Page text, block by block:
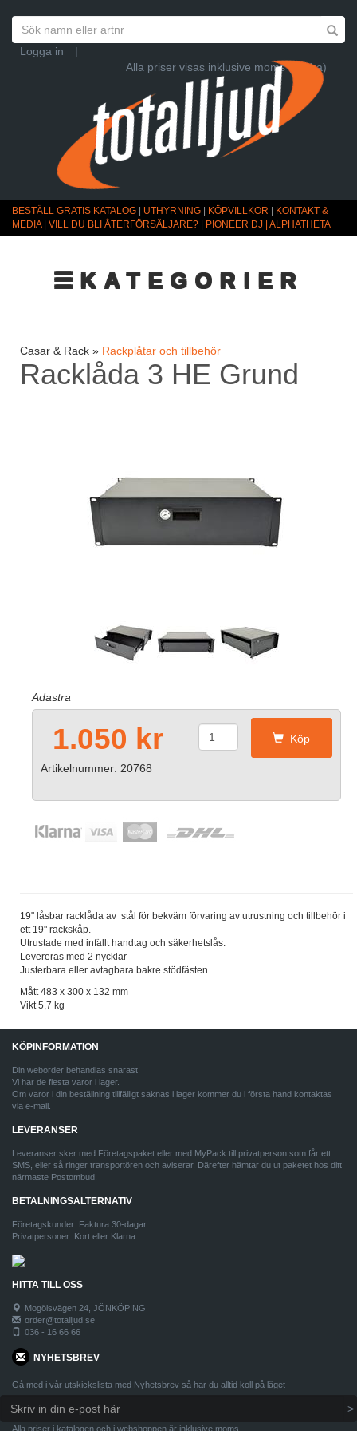
Logga in
|
Alla priser visas inklusive moms (Ändra)
BESTÄLL GRATIS KATALOG UTHYRNING KÖPVILLKOR
KONTAKT &
MEDIA| VILL DU BLI ÅTERFÖRSÄLJARE? PIONEER DJ | ALPHATHETA
☰KATEGORIER
Casar & Rack » Rackplåtar och tillbehör
Racklåda 3 HE Grund
Adastra
1.050 kr Köp
Artikelnummer: 20768
19" låsbar racklåda av stål för bekväm förvaring av utrustning och tillbehör i
ett 19" rackskåp.
Utrustade med infällt handtag och säkerhetslås.
Levereras med 2 nycklar
Justerbara eller avtagbara bakre stödfästen
Mått 483 x 300 x 132 mm
Vikt 5,7 kg
KÖPINFORMATION
Din weborder behandlas snarast!
Vi har de flesta varor i lager.
Om varor i din beställning tillfälligt saknas i lager kommer du i första hand kontaktas
via e-mail.
LEVERANSER
Leveranser sker med Företagspaket eller med MyPack till privatperson som får ett
SMS, eller så ringer transportören och aviserar. Därefter hämtar du ut paketet hos ditt
närmaste Postombud.
BETALNINGSALTERNATIV
Företagskunder: Faktura 30-dagar
Privatpersoner: Kort eller Klarna
HITTA TILL OSS
Mogölsvägen 24, JÖNKÖPING
order@totalljud.se
036 - 16 66 66
NYHETSBREV
Gå med i vår utskickslista med Nyhetsbrev så har du alltid koll på läget
Alla priser i katalogen och i webshoppen är inklusive moms.